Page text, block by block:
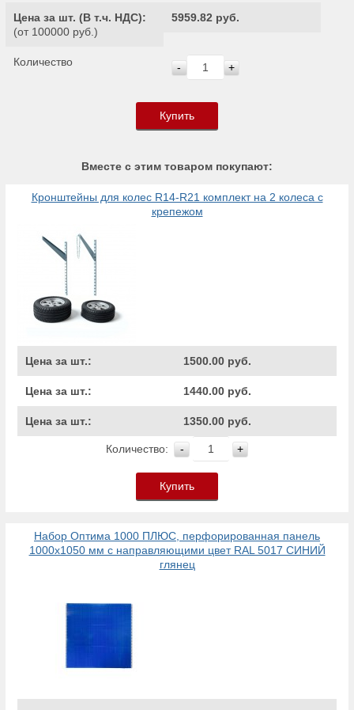
Цена за шт. (В т.ч. НДС):
(от 100000 руб.)
5959.82 руб.
Количество - +
Купить
Вместе с этим товаром покупают:
Кронштейны для колес R14-R21 комплект на 2 колеса с
крепежом
Цена за шт.: 1500.00 руб.
Цена за шт.: 1440.00 руб.
Цена за шт.: 1350.00 руб.
Количество: - +
Купить
Набор Оптима 1000 ПЛЮС, перфорированная панель
1000х1050 мм с направляющими цвет RAL 5017 СИНИЙ
глянец